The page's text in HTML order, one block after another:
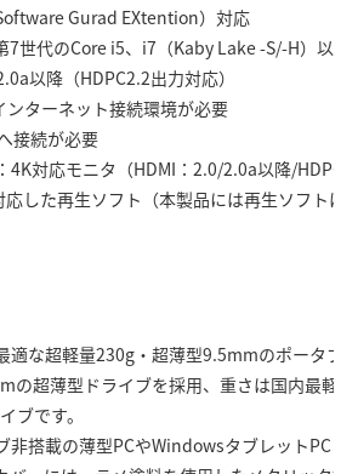
Gurad EXtention）対応
世代のCore i5、i7（Kaby Lake -S/-H）以降
以降（HDPC2.2出力対応）
ンターネット接続環境が必要
接続が必要
4K対応モニタ（HDMI：2.0/2.0a以降/
応した再生ソフト（本製品には再生ソフト
な超軽量230g・超薄型9.5mmのポータブ
の超薄型ドライブを採用、重さは国内最軽
ブです。
非搭載の薄型PCやWindowsタブレットPC